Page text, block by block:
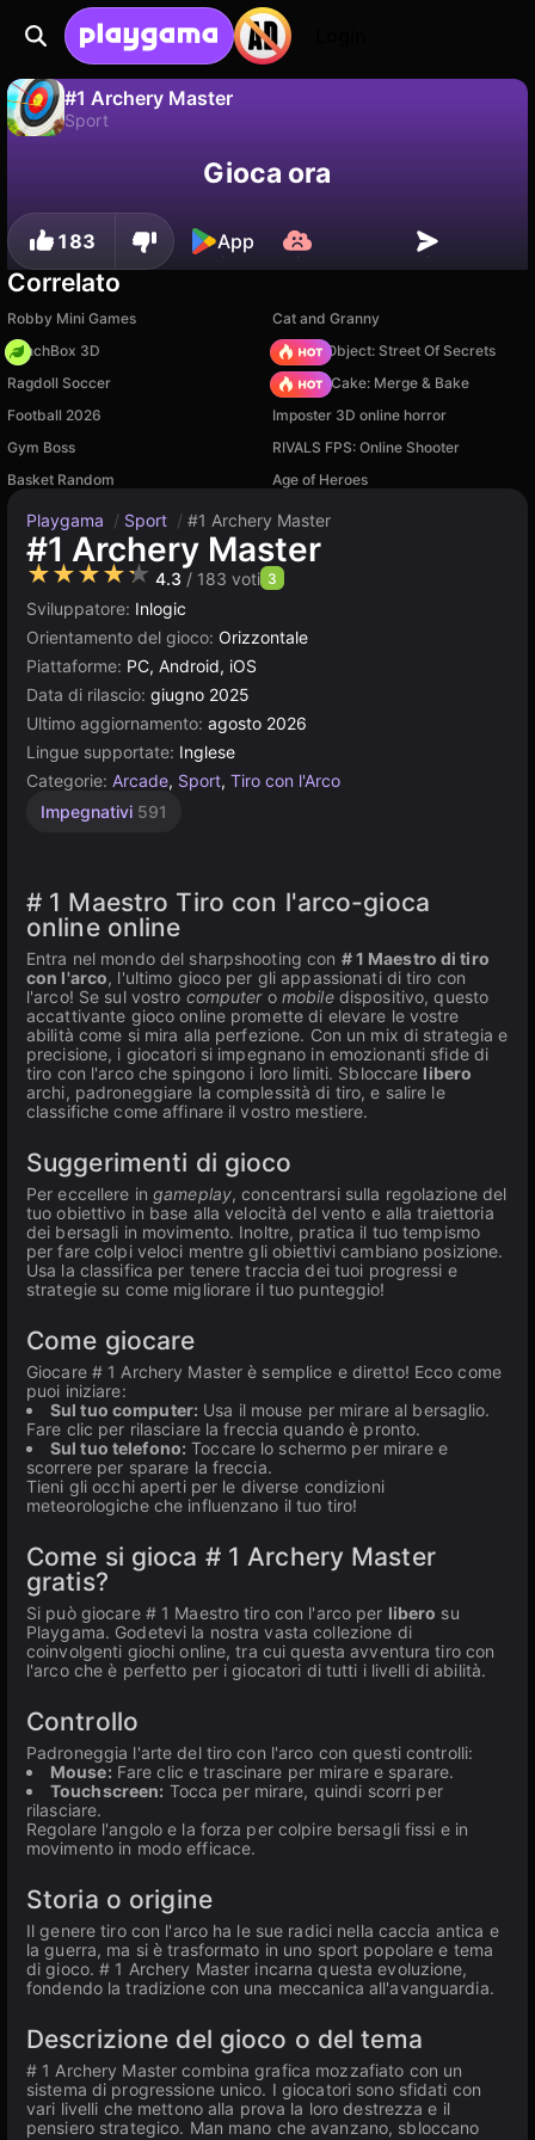
#1 Archery Master
Sport
Salva i progressi!Gioca ora
183 App
Correlato
Robby Mini Games
Cat and Granny
PunchBox 3D
Hidden Object: Street Of Secrets
Ragdoll Soccer
Piece of Cake: Merge & Bake
Football 2026
Imposter 3D online horror
Gym Boss
RIVALS FPS: Online Shooter
Basket Random
Age of Heroes
Playgama / Sport / #1 Archery Master
#1 Archery Master
★★★★★ 4.3 / 183 voti 3
Sviluppatore: Inlogic
Orientamento del gioco: Orizzontale
Piattaforme: PC, Android, iOS
Data di rilascio: giugno 2025
Ultimo aggiornamento: agosto 2026
Lingue supportate: Inglese
Categorie: Arcade, Sport, Tiro con l'Arco
Impegnativi 591
# 1 Maestro Tiro con l'arco-gioca
online online
Entra nel mondo del sharpshooting con # 1 Maestro di tiro
con l'arco, l'ultimo gioco per gli appassionati di tiro con
l'arco! Se sul vostro computero mobiledispositivo, questo
accattivante gioco online promette di elevare le vostre
abilità come si mira alla perfezione. Con un mix di strategia e
precisione, i giocatori si impegnano in emozionanti sfide di
tiro con l'arco che spingono i loro limiti. Sbloccare libero
archi, padroneggiare la complessità di tiro, e salire le
classifiche come affinare il vostro mestiere.
Suggerimenti di gioco
Per eccellere ingameplay, concentrarsi sulla regolazione del
tuo obiettivo in base alla velocità del vento e alla traiettoria
dei bersagli in movimento. Inoltre, pratica il tuo tempismo
per fare colpi veloci mentre gli obiettivi cambiano posizione.
Usa la classifica per tenere traccia dei tuoi progressi e
strategie su come migliorare il tuo punteggio!
Come giocare
Giocare # 1 Archery Master è semplice e diretto! Ecco come
puoi iniziare:
Sul tuo computer: Usa il mouse per mirare al bersaglio.
Fare clic per rilasciare la freccia quando è pronto.
Sul tuo telefono: Toccare lo schermo per mirare e
scorrere per sparare la freccia.
Tieni gli occhi aperti per le diverse condizioni
meteorologiche che influenzano il tuo tiro!
Come si gioca # 1 Archery Master
gratis?
Si può giocare # 1 Maestro tiro con l'arco per libero su
Playgama. Godetevi la nostra vasta collezione di
coinvolgenti giochi online, tra cui questa avventura tiro con
l'arco che è perfetto per i giocatori di tutti i livelli di abilità.
Controllo
Padroneggia l'arte del tiro con l'arco con questi controlli:
Mouse: Fare clic e trascinare per mirare e sparare.
Touchscreen: Tocca per mirare, quindi scorri per
rilasciare.
Regolare l'angolo e la forza per colpire bersagli fissi e in
movimento in modo efficace.
Storia o origine
Il genere tiro con l'arco ha le sue radici nella caccia antica e
la guerra, ma si è trasformato in uno sport popolare e tema
di gioco. # 1 Archery Master incarna questa evoluzione,
fondendo la tradizione con una meccanica all'avanguardia.
Descrizione del gioco o del tema
# 1 Archery Master combina grafica mozzafiato con un
sistema di progressione unico. I giocatori sono sfidati con
vari livelli che mettono alla prova la loro destrezza e il
pensiero strategico. Man mano che avanzano, sbloccano